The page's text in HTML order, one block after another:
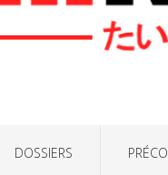
DOSSIERS PRÉCO